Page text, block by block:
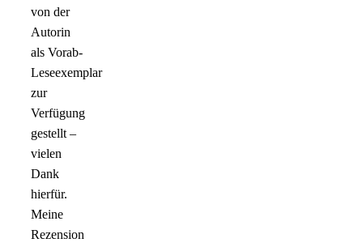
von der
Autorin
als Vorab-
Leseexemplar
zur
Verfügung
gestellt –
vielen
Dank
hierfür.
Meine
Rezension